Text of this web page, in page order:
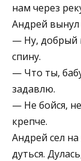
нам через
Андрей вынул
— Ну, добрый
спину.
— Что ты,
задавлю.
— Не бойся,
крепче.
Андрей сел
дуться.